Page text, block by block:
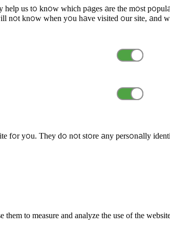
us to know which pages are the most
not know when you have visited our site, and
for you. They do not store any personally
to measure and analyze the use of the